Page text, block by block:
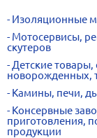
Изоляционные
Мотосервисы,
скутеров
Детские
новорожденных,
Камины, печи,
Консервные
приготовления,
продукции